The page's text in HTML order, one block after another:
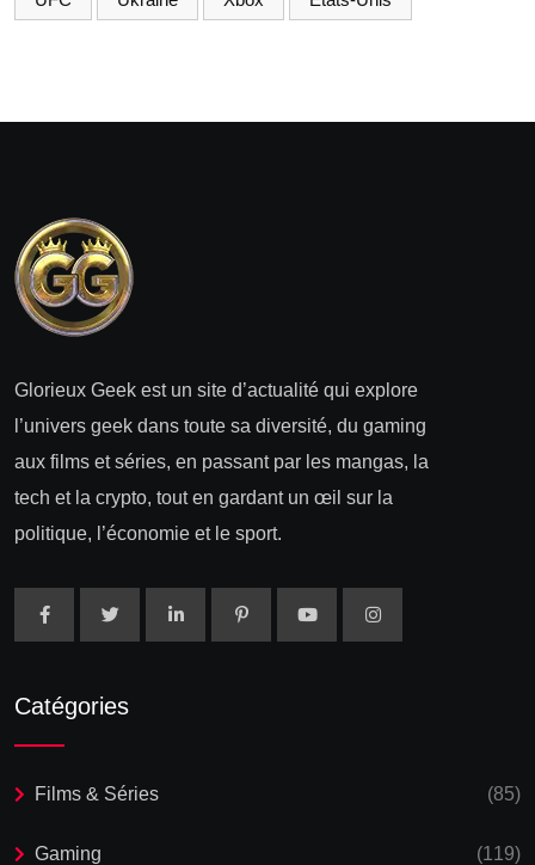
Glorieux Geek est un site d’actualité qui explore
l’univers geek dans toute sa diversité, du gaming
aux films et séries, en passant par les mangas, la
tech et la crypto, tout en gardant un œil sur la
politique, l’économie et le sport.
Catégories
Films & Séries (85)
Gaming (119)